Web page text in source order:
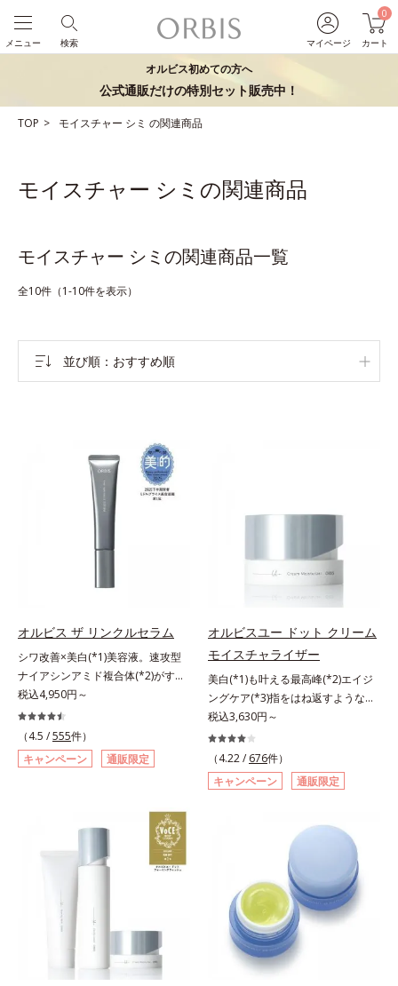
マイページ
0
カート
検索
メニュー
オルビス初めての方へ
公式通販だけの特別セット販売中！
TOP モイスチャー シミ の関連商品
モイスチャー シミの関連商品
モイスチャー シミの関連商品一覧
全10件（1-10件を表示）
並び順 おすすめ順
オルビス ザ リンクルセラム
シワ改善×美白(*1)美容液。速攻型
ナイアシンアミド複合体(*2)がすば
やく浸透(*3)。ピンと、パッと。大
人の肌にハリ感を。シワ改善×美白
(*1)美容液。ポーラ化成 研究所の独
自研究で見出した、速攻型ナイアシ
ンアミド複合体(*2)と浸透サポート
透スピードがアップ(*5)し、浸透し
にくい大人肌の深く(*3)まで素早く
届けます。真皮のコラーゲン産生を
悩みのシワを改善しながら、過剰な
メラニン生成を防ぎ未来のシミ・ソ
バカスを予防します。さらに独自研
究に基づいた浸透型ハリ保湿成分
(*6)で大人肌にハリ感をプラス。す
税込4,950円～
（4.5 /555件）
キャンペーン
通販限定
オルビスユー ドット クリーム
モイスチャライザー
美白(*1)も叶える最高峰(*2)エイジ
ングケア(*3)指をはね返すような弾
力感が宿るハリ感 濃密フィットク
リーム。ハリも透明感(*4)も結果主
義。年齢サイン(*5)の因子に着目し
た肌科学エイジングケア(*3)シリー
ズ。オルビスユー ドットシリーズ
処するのではなく、肌で起きている
ことの根本原因に着目。加齢ととも
に現れる年齢サインについて研究を
進めたところ、弾力感のない状態で
ある「ハリのなさ」や、くすみ(*6)
などが現れている状態である「透明
感のなさ」が、大人の肌印象に大き
な影響を与えていることがわかりま
した。そこでオルビスユー ドット
税込3,630円～
（4.22 / 676件）
キャンペーン
通販限定